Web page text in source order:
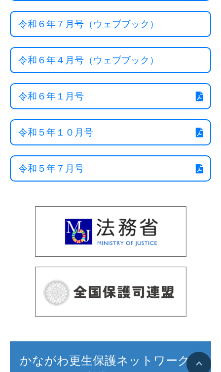
令和６年７月号（ウェブブック）
令和６年４月号（ウェブブック）
令和６年１月号
令和５年１０月号
令和５年７月号
かながわ更生保護ネットワーク